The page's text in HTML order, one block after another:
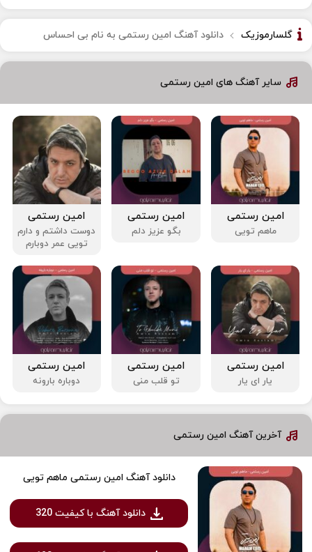
گلسارموزیک دانلود آهنگ امین رستمی به نام بی احساس
سایر آهنگ های امین رستمی
امین رستمی
ماهم تویی
امین رستمی
بگو عزیز دلم
امین رستمی
دوست داشتم و دارم
تویی عمر دوبارم
امین رستمی
یار ای یار
امین رستمی
تو قلب منی
امین رستمی
دوباره بارونه
آخرین آهنگ امین رستمی
دانلود آهنگ امین رستمی ماهم تویی
دانلود آهنگ با کیفیت 320